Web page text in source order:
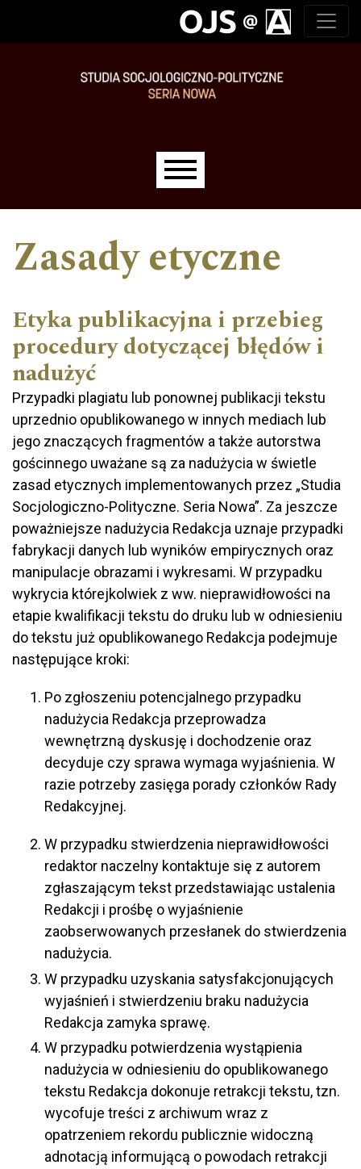
Zasady etyczne
Etyka publikacyjna i przebieg
procedury dotyczącej błędów i
nadużyć
Przypadki plagiatu lub ponownej publikacji tekstu
uprzednio opublikowanego w innych mediach lub
jego znaczących fragmentów a także autorstwa
gościnnego uważane są za nadużycia w świetle
zasad etycznych implementowanych przez „Studia
Socjologiczno-Polityczne. Seria Nowa”. Za jeszcze
poważniejsze nadużycia Redakcja uznaje przypadki
fabrykacji danych lub wyników empirycznych oraz
manipulacje obrazami i wykresami. W przypadku
wykrycia którejkolwiek z ww. nieprawidłowości na
etapie kwalifikacji tekstu do druku lub w odniesieniu
do tekstu już opublikowanego Redakcja podejmuje
następujące kroki:
Po zgłoszeniu potencjalnego przypadku
nadużycia Redakcja przeprowadza
wewnętrzną dyskusję i dochodzenie oraz
decyduje czy sprawa wymaga wyjaśnienia. W
razie potrzeby zasięga porady członków Rady
Redakcyjnej.
W przypadku stwierdzenia nieprawidłowości
redaktor naczelny kontaktuje się z autorem
zgłaszającym tekst przedstawiając ustalenia
Redakcji i prośbę o wyjaśnienie
zaobserwowanych przesłanek do stwierdzenia
nadużycia.
W przypadku uzyskania satysfakcjonujących
wyjaśnień i stwierdzeniu braku nadużycia
Redakcja zamyka sprawę.
W przypadku potwierdzenia wystąpienia
nadużycia w odniesieniu do opublikowanego
tekstu Redakcja dokonuje retrakcji tekstu, tzn.
wycofuje treści z archiwum wraz z
opatrzeniem rekordu publicznie widoczną
adnotacją informującą o powodach retrakcji